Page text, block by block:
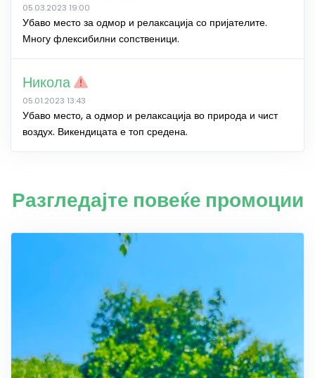
05.03.2023 19:00
Убаво место за одмор и релаксација со пријателите.
Многу флексибилни сопственици.
Никола
05.01.2023 13:43
Убаво место, а одмор и релаксација во природа и чист
воздух. Викендицата е топ средена.
Разгледајте повеќе промоции